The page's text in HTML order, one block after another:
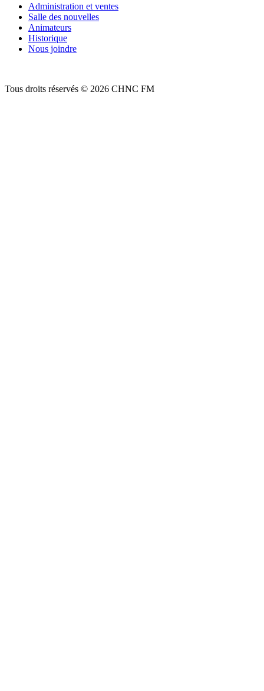
Administration et ventes
Salle des nouvelles
Animateurs
Historique
Nous joindre
Tous droits réservés © 2026 CHNC FM